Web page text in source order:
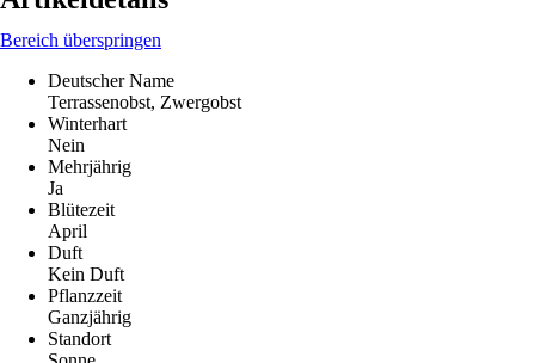
Bereich überspringen
Deutscher Name
Terrassenobst, Zwergobst
Winterhart
Nein
Mehrjährig
Ja
Blütezeit
April
Duft
Kein Duft
Pflanzzeit
Ganzjährig
Standort